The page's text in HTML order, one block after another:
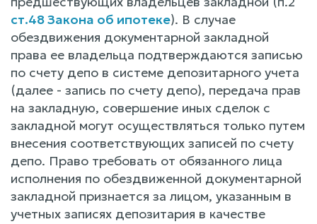
ст.48 Закона об ипотеке). В случае
обездвижения документарной закладной
права ее владельца подтверждаются записью
по счету депо в системе депозитарного учета
(далее - запись по счету депо), передача прав
на закладную, совершение иных сделок с
закладной могут осуществляться только путем
внесения соответствующих записей по счету
депо. Право требовать от обязанного лица
исполнения по обездвиженной документарной
закладной признается за лицом, указанным в
учетных записях депозитария в качестве